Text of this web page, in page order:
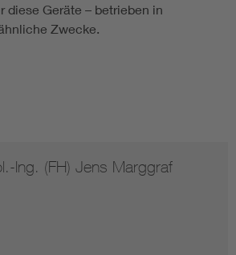
Elektroinstallationen
diese Geräte – betrieben in
Zwecke.
Ing. (FH) Jens Marggraf